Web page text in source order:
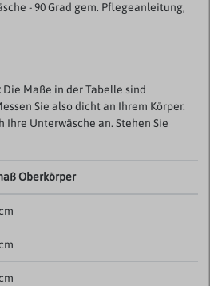
- 90 Grad gem. Pflegeanleitung,
Die Maße in der Tabelle sind
Sie also dicht an Ihrem Körper.
Unterwäsche an. Stehen Sie
Oberkörper